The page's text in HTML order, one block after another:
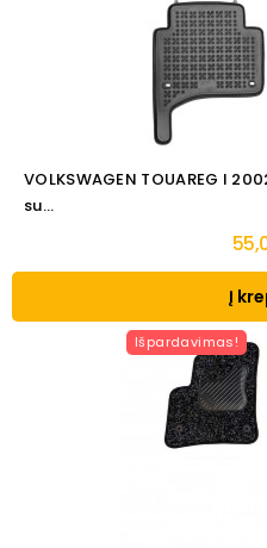
VOLKSWAGEN TOUAREG I
su...
Į
Išpardavimas!